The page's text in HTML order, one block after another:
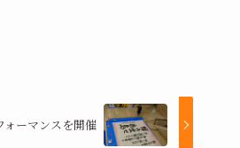
ーマンスを開催